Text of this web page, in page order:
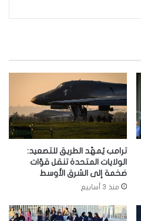
ترامب يُمهّد الطريق للتصعيد:
الولايات المتحدة تنقل قوّات
ضخمة إلى الشرق الأوسط
منذ 3 أسابيع